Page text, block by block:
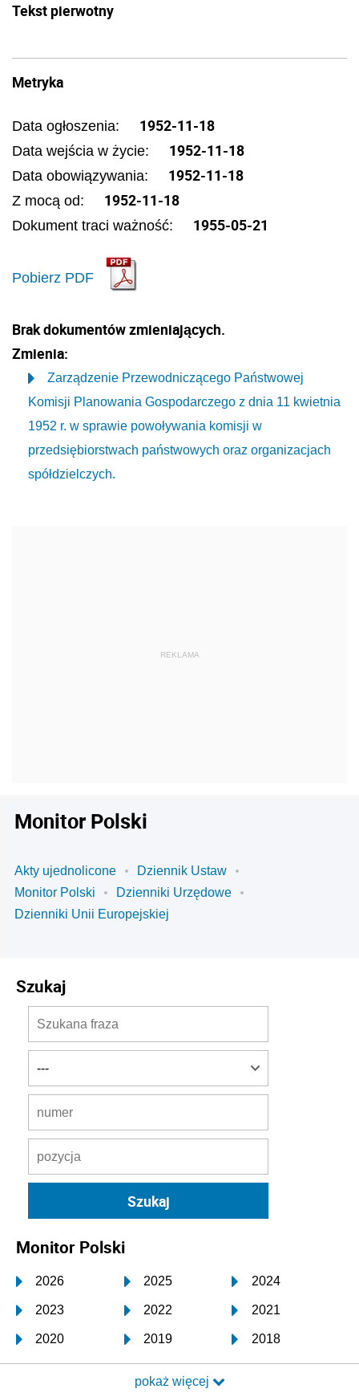
Tekst pierwotny
Metryka
Data ogłoszenia: 1952-11-18
Data wejścia w życie: 1952-11-18
Data obowiązywania: 1952-11-18
Z mocą od: 1952-11-18
Dokument traci ważność: 1955-05-21
Pobierz PDF
Brak dokumentów zmieniających.
Zmienia:
Zarządzenie Przewodniczącego Państwowej
Komisji Planowania Gospodarczego z dnia 11 kwietnia
1952 r. w sprawie powoływania komisji w
przedsiębiorstwach państwowych oraz organizacjach
spółdzielczych.
Monitor Polski
Akty ujednolicone
Dziennik Ustaw
Monitor Polski
Dzienniki Urzędowe
Dzienniki Unii Europejskiej
Szukaj
Monitor Polski
2026 2025 2024
2023 2022 2021
2020 2019 2018
2017 2016 2015
pokaż więcej